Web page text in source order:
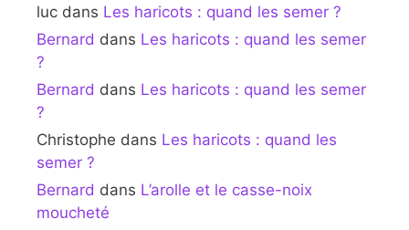
luc dans Les haricots : quand les semer ?
Bernard dans Les haricots : quand les semer
?
Bernard dans Les haricots : quand les semer
?
Christophe dans Les haricots : quand les
semer ?
Bernard dans L’arolle et le casse-noix
moucheté